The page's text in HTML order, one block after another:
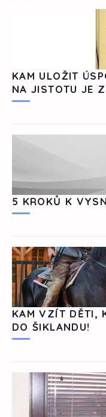
KAM ULOŽIT
NA JISTOTU JE
5 KROKŮ K
KAM VZÍT DĚTI,
DO ŠIKLANDU!